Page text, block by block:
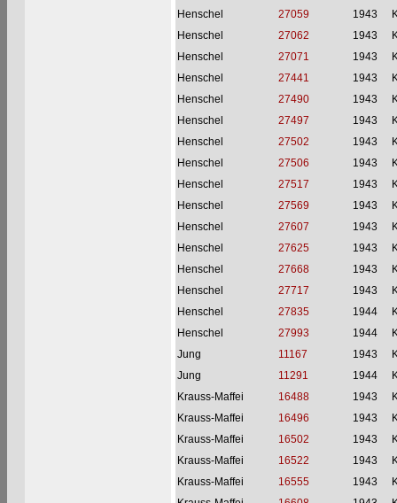
Henschel
27059 1943
Henschel
27062 1943
Henschel
27071 1943
Henschel
27441 1943
Henschel
27490 1943
Henschel
27497 1943
Henschel
27502 1943
Henschel
27506 1943
Henschel
27517 1943
Henschel
27569 1943
Henschel
27607 1943
Henschel
27625 1943
Henschel
27668 1943
Henschel
27717 1943
Henschel
27835 1944
Henschel
27993 1944
Jung
11167 1943
Jung
11291 1944
Krauss-Maffei
16488 1943
Krauss-Maffei
16496 1943
Krauss-Maffei
16502 1943
Krauss-Maffei
16522 1943
Krauss-Maffei
16555 1943